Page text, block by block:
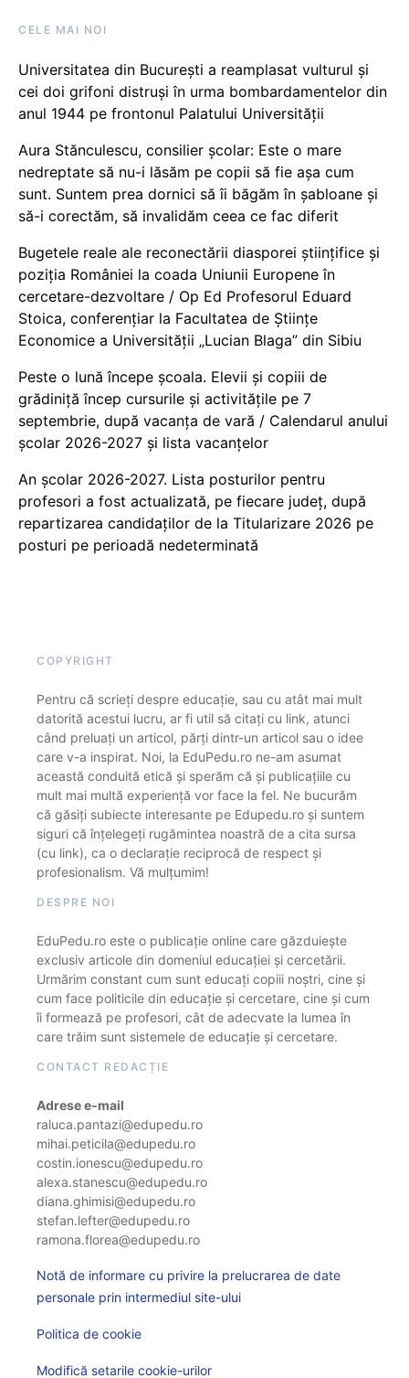
CELE MAI NOI
Universitatea din București a reamplasat vulturul și
cei doi grifoni distruși în urma bombardamentelor din
anul 1944 pe frontonul Palatului Universității
Aura Stănculescu, consilier școlar: Este o mare
nedreptate să nu-i lăsăm pe copii să fie așa cum
sunt. Suntem prea dornici să îi băgăm în șabloane și
să-i corectăm, să invalidăm ceea ce fac diferit
Bugetele reale ale reconectării diasporei științifice și
poziția României la coada Uniunii Europene în
cercetare-dezvoltare / Op Ed Profesorul Eduard
Stoica, conferențiar la Facultatea de Științe
Economice a Universității „Lucian Blaga” din Sibiu
Peste o lună începe școala. Elevii și copiii de
grădiniță încep cursurile și activitățile pe 7
septembrie, după vacanța de vară / Calendarul anului
școlar 2026-2027 și lista vacanțelor
An școlar 2026-2027. Lista posturilor pentru
profesori a fost actualizată, pe fiecare județ, după
repartizarea candidaților de la Titularizare 2026 pe
posturi pe perioadă nedeterminată
COPYRIGHT
Pentru că scrieți despre educație, sau cu atât mai mult
datorită acestui lucru, ar fi util să citați cu link, atunci
când preluați un articol, părți dintr-un articol sau o idee
care v-a inspirat. Noi, la EduPedu.ro ne-am asumat
această conduită etică și sperăm că și publicațiile cu
mult mai multă experiență vor face la fel. Ne bucurăm
că găsiți subiecte interesante pe Edupedu.ro și suntem
siguri că înțelegeți rugămintea noastră de a cita sursa
(cu link), ca o declarație reciprocă de respect și
profesionalism. Vă mulțumim!
DESPRE NOI
EduPedu.ro este o publicație online care găzduiește
exclusiv articole din domeniul educației și cercetării.
Urmărim constant cum sunt educați copiii noștri, cine și
cum face politicile din educație și cercetare, cine și cum
îi formează pe profesori, cât de adecvate la lumea în
care trăim sunt sistemele de educație și cercetare.
CONTACT REDACȚIE
Adrese e-mail
raluca.pantazi@edupedu.ro
mihai.peticila@edupedu.ro
costin.ionescu@edupedu.ro
alexa.stanescu@edupedu.ro
diana.ghimisi@edupedu.ro
stefan.lefter@edupedu.ro
ramona.florea@edupedu.ro
Notă de informare cu privire la prelucrarea de date
personale prin intermediul site-ului
Politica de cookie
Modifică setarile cookie-urilor